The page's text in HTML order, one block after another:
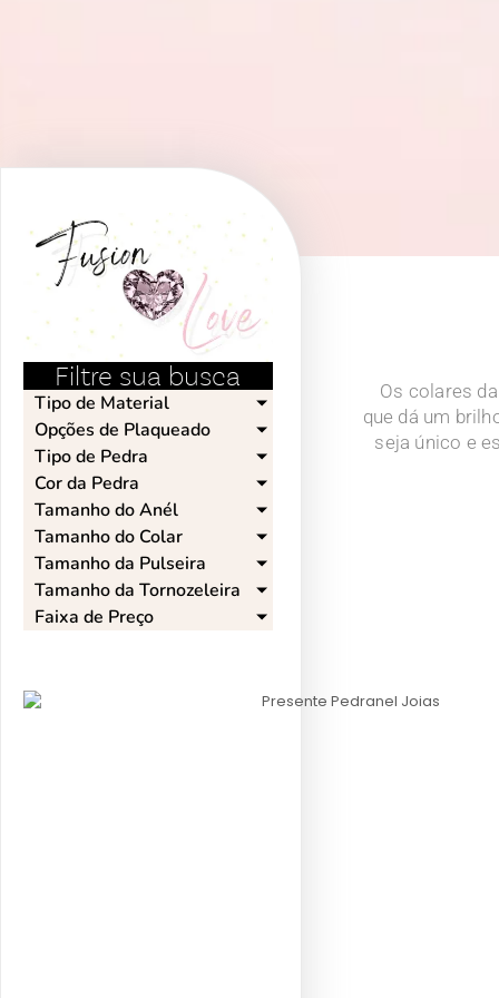
Filtre sua busca
Tipo de Material
Opções de Plaqueado​
Tipo de Pedra​
Cor da Pedra​
Tamanho do Anél​
Tamanho do Colar​
Tamanho da Pulseira​
Tamanho da Tornozeleira​
Faixa de Preço​
Os colares
que dá um
seja único e